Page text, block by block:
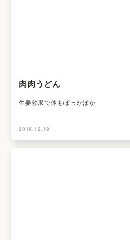
肉肉うどん
生姜効果で体もぽっかぽか
2018.12.19